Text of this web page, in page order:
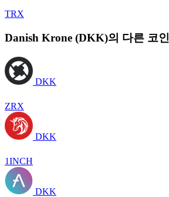
TRX
Danish Krone (DKK)의 다른 코인
DKK
ZRX
DKK
1INCH
DKK